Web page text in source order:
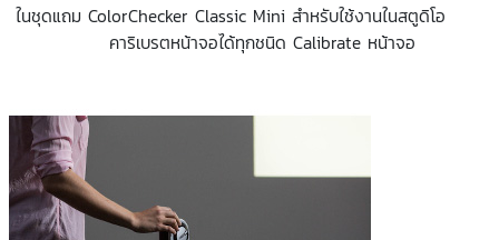
ในชุดแถม ColorChecker Classic Mini สำหรับใช้งานในสตูดิโอ
คาริเบรตหน้าจอได้ทุกชนิด Calibrate หน้าจอ